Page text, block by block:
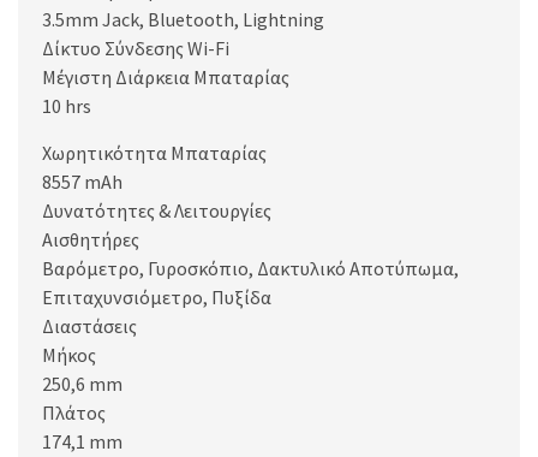
3.5mm Jack, Bluetooth, Lightning
Δίκτυο Σύνδεσης Wi-Fi
Μέγιστη Διάρκεια Μπαταρίας
10 hrs
Χωρητικότητα Μπαταρίας
8557 mAh
Δυνατότητες & Λειτουργίες
Αισθητήρες
Βαρόμετρο, Γυροσκόπιο, Δακτυλικό Αποτύπωμα,
Επιταχυνσιόμετρο, Πυξίδα
Διαστάσεις
Μήκος
250,6 mm
Πλάτος
174,1 mm